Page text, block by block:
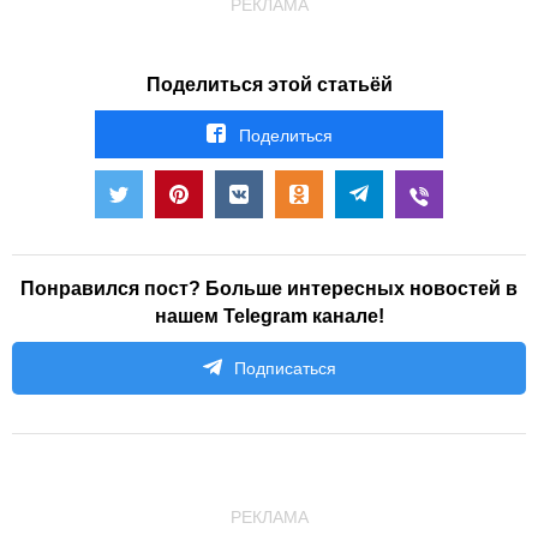
РЕКЛАМА
Поделиться этой статьёй
Поделиться
Понравился пост? Больше интересных новостей в
нашем Telegram канале!
Подписаться
РЕКЛАМА